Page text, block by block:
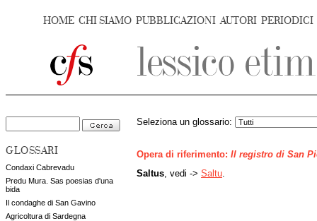
HOME CHI SIAMO PUBBLICAZIONI AUTORI PERIODICI
GLOSSARI
Condaxi Cabrevadu
Predu Mura. Sas poesias d'una
bida
Il condaghe di San Gavino
Agricoltura di Sardegna
Seleziona un glossario:
Opera di riferimento: Il registro di San
Saltus , vedi -> Saltu